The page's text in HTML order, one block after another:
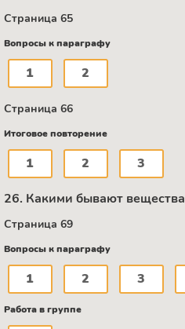
Страница 65
Вопросы к параграфу
1 2
Страница 66
Итоговое повторение
1 2 3
26. Какими бывают вещества
Страница 69
Вопросы к параграфу
1 2 3
Работа в группе